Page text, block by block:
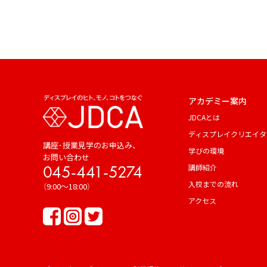
講座･授業見学のお申込み、
お問い合わせ
045-441-5274
（9:00～18:00）
アカデミー案内
JDCAとは
ディスプレイクリエイ
学びの環境
講師紹介
入校までの流れ
アクセス